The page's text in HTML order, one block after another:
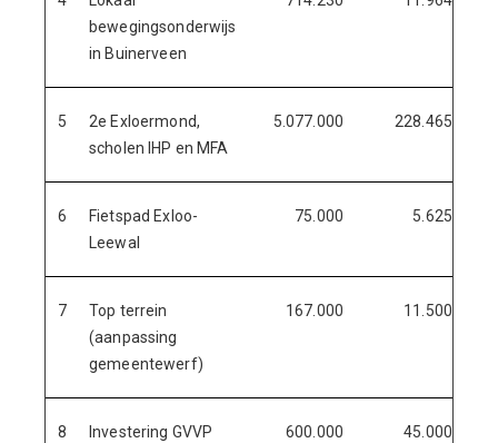
bewegingsonderwijs
in Buinerveen
5
2e Exloermond,
scholen IHP en MFA
5.077.000 228.465
6
Fietspad Exloo-
Leewal
75.000 5.625
7
Top terrein
(aanpassing
gemeentewerf)
167.000 11.500
8
Investering GVVP
600.000 45.000